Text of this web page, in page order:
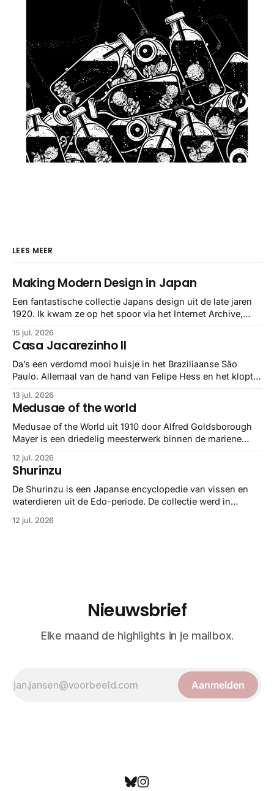
LEES MEER
Making Modern Design in Japan
Een fantastische collectie Japans design uit de late jaren
1920. Ik kwam ze op het spoor via het Internet Archive,
gebundeld in een: boek ✨ Daarin hebben ze alle scans een
stuk netter getrokken, maar op deze manier vind ik ze er
minstens
15 jul. 2026
Casa Jacarezinho II
Da’s een verdomd mooi huisje in het Braziliaanse São
Paulo. Allemaal van de hand van Felipe Hess en het klopt
13 jul. 2026
Medusae of the world
Medusae of the World uit 1910 door Alfred Goldsborough
Mayer is een driedelig meesterwerk binnen de mariene
gedetailleerd overzicht van kwallensoorten en hun
taxonomie. Het boek staat bekend om de combinatie van
strikte wetenschap met prachtige, handgetekende
illustraties en kleurendrukplaten van Mayer zelf.
12 jul. 2026
Shurinzu
De Shurinzu is een Japanse encyclopedie van vissen en
waterdieren uit de Edo-periode. De collectie werd in
bekend om verfijnde technieken en bijna driedimensionale
12 jul. 2026
Nieuwsbrief
Elke maand de highlights in je mailbox.
Aanmelden